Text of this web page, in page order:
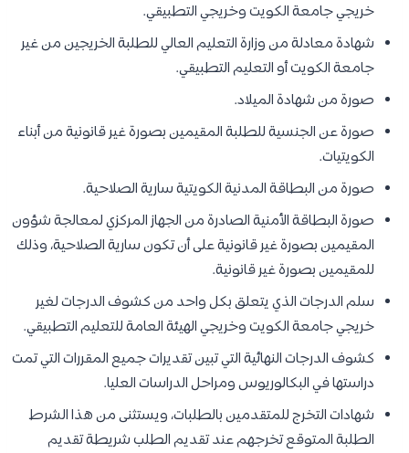
خريجي جامعة الكويت وخريجي التطبيقي.
شهادة معادلة من وزارة التعليم العالي للطلبة الخريجين من غير
جامعة الكويت أو التعليم التطبيقي.
صورة من شهادة الميلاد.
صورة عن الجنسية للطلبة المقيمين بصورة غير قانونية من أبناء
الكويتيات.
صورة من البطاقة المدنية الكويتية سارية الصلاحية.
صورة البطاقة الأمنية الصادرة من الجهاز المركزي لمعالجة شؤون
المقيمين بصورة غير قانونية على أن تكون سارية الصلاحية، وذلك
للمقيمين بصورة غير قانونية.
سلم الدرجات الذي يتعلق بكل واحد من كشوف الدرجات لغير
خريجي جامعة الكويت وخريجي الهيئة العامة للتعليم التطبيقي.
كشوف الدرجات النهائية التي تبين تقديرات جميع المقررات التي تمت
دراستها في البكالوريوس ومراحل الدراسات العليا.
شهادات التخرج للمتقدمين بالطلبات، ويستثنى من هذا الشرط
الطلبة المتوقع تخرجهم عند تقديم الطلب شريطة تقديم